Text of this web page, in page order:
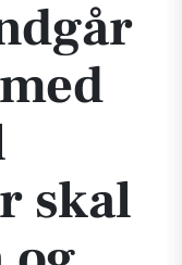
skal